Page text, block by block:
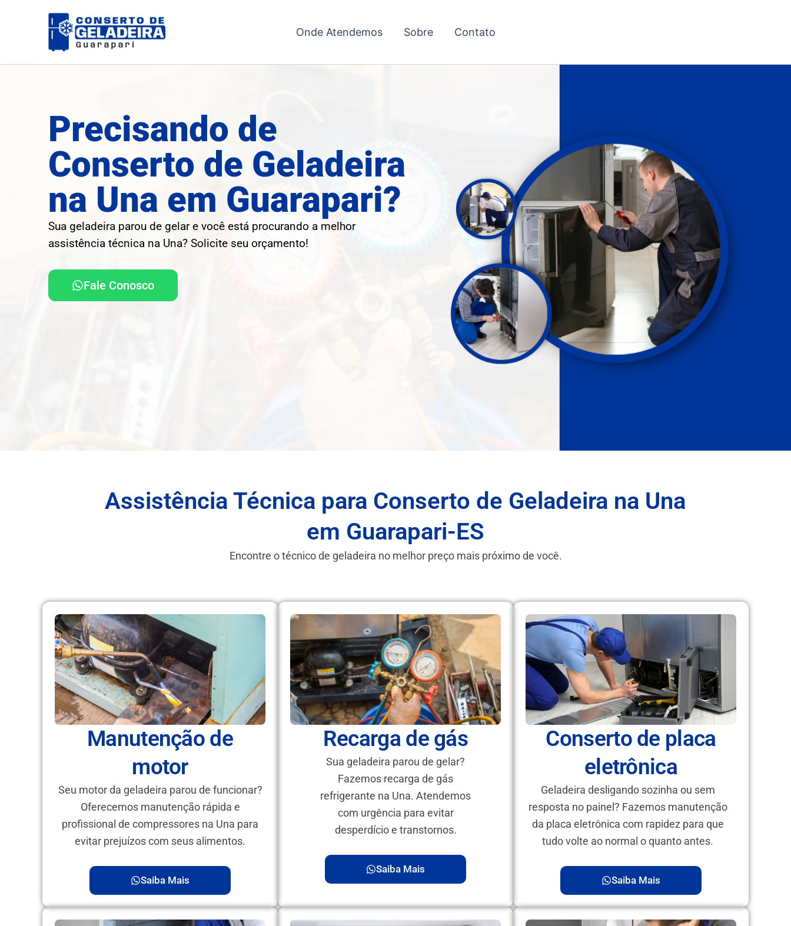
Onde Atendemos Sobre Contato
Precisando de
Conserto de Geladeira
na Una em Guarapari?
Sua geladeira parou de gelar e você está procurando a melhor
assistência técnica na Una? Solicite seu orçamento!
Fale Conosco
Assistência Técnica para Conserto de Geladeira na Una
em Guarapari-ES
Encontre o técnico de geladeira no melhor preço mais próximo de você.
Manutenção de
motor
Seu motor da geladeira parou de funcionar?
Oferecemos manutenção rápida e
profissional de compressores na Una para
evitar prejuízos com seus alimentos.
Saiba Mais
Recarga de gás
Sua geladeira parou de gelar?
Fazemos recarga de gás
refrigerante na Una. Atendemos
com urgência para evitar
desperdício e transtornos.
Saiba Mais
Conserto de placa
eletrônica
Geladeira desligando sozinha ou sem
resposta no painel? Fazemos manutenção
da placa eletrônica com rapidez para que
tudo volte ao normal o quanto antes.
Saiba Mais